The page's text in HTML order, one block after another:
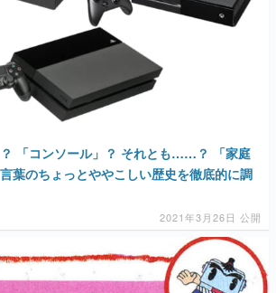
？ 「コンソール」？ それとも……？ 「家庭
葉のちょっとややこしい歴史を徹底的に調
2021年3月26日 公開